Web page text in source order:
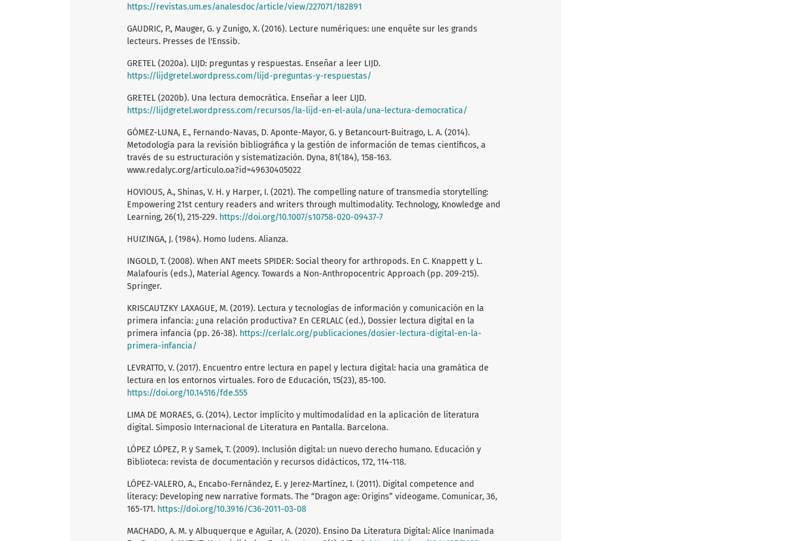
https://revistas.um.es/analesdoc/article/view/227071/182891
GAUDRIC, P., Mauger, G. y Zunigo, X. (2016). Lecture numériques: une enquête sur les grands
lecteurs. Presses de l'Enssib.
GRETEL (2020a). LIJD: preguntas y respuestas. Enseñar a leer LIJD.
https://lijdgretel.wordpress.com/lijd-preguntas-y-respuestas/
GRETEL (2020b). Una lectura democrática. Enseñar a leer LIJD.
https://lijdgretel.wordpress.com/recursos/la-lijd-en-el-aula/una-lectura-democratica/
GÓMEZ-LUNA, E., Fernando-Navas, D. Aponte-Mayor, G. y Betancourt-Buitrago, L. A. (2014).
Metodología para la revisión bibliográfica y la gestión de información de temas científicos, a
través de su estructuración y sistematización. Dyna, 81(184), 158-163.
www.redalyc.org/articulo.oa?id=49630405022
HOVIOUS, A., Shinas, V. H. y Harper, I. (2021). The compelling nature of transmedia storytelling:
Empowering 21st century readers and writers through multimodality. Technology, Knowledge and
Learning, 26(1), 215-229. https://doi.org/10.1007/s10758-020-09437-7
HUIZINGA, J. (1984). Homo ludens. Alianza.
INGOLD, T. (2008). When ANT meets SPIDER: Social theory for arthropods. En C. Knappett y L.
Malafouris (eds.), Material Agency. Towards a Non-Anthropocentric Approach (pp. 209-215).
Springer.
KRISCAUTZKY LAXAGUE, M. (2019). Lectura y tecnologías de información y comunicación en la
primera infancia: ¿una relación productiva? En CERLALC (ed.), Dossier lectura digital en la
primera infancia (pp. 26-38). https://cerlalc.org/publicaciones/dosier-lectura-digital-en-la-
primera-infancia/
LEVRATTO, V. (2017). Encuentro entre lectura en papel y lectura digital: hacia una gramática de
lectura en los entornos virtuales. Foro de Educación, 15(23), 85-100.
https://doi.org/10.14516/fde.555
LIMA DE MORAES, G. (2014). Lector implícito y multimodalidad en la aplicación de literatura
digital. Simposio Internacional de Literatura en Pantalla. Barcelona.
LÓPEZ LÓPEZ, P. y Samek, T. (2009). Inclusión digital: un nuevo derecho humano. Educación y
Biblioteca: revista de documentación y recursos didácticos, 172, 114-118.
LÓPEZ-VALERO, A., Encabo-Fernández, E. y Jerez-Martínez, I. (2011). Digital competence and
literacy: Developing new narrative formats. The “Dragon age: Origins” videogame. Comunicar, 36,
165-171. https://doi.org/10.3916/C36-2011-03-08
MACHADO, A. M. y Albuquerque e Aguilar, A. (2020). Ensino Da Literatura Digital: Alice Inanimada